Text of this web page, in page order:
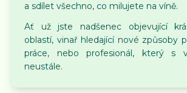
a sdílet všechno, co milujete na víně.
Ať už jste nadšenec objevující
oblastí, vinař hledající nové způsoby
práce, nebo profesionál, který s
neustále.